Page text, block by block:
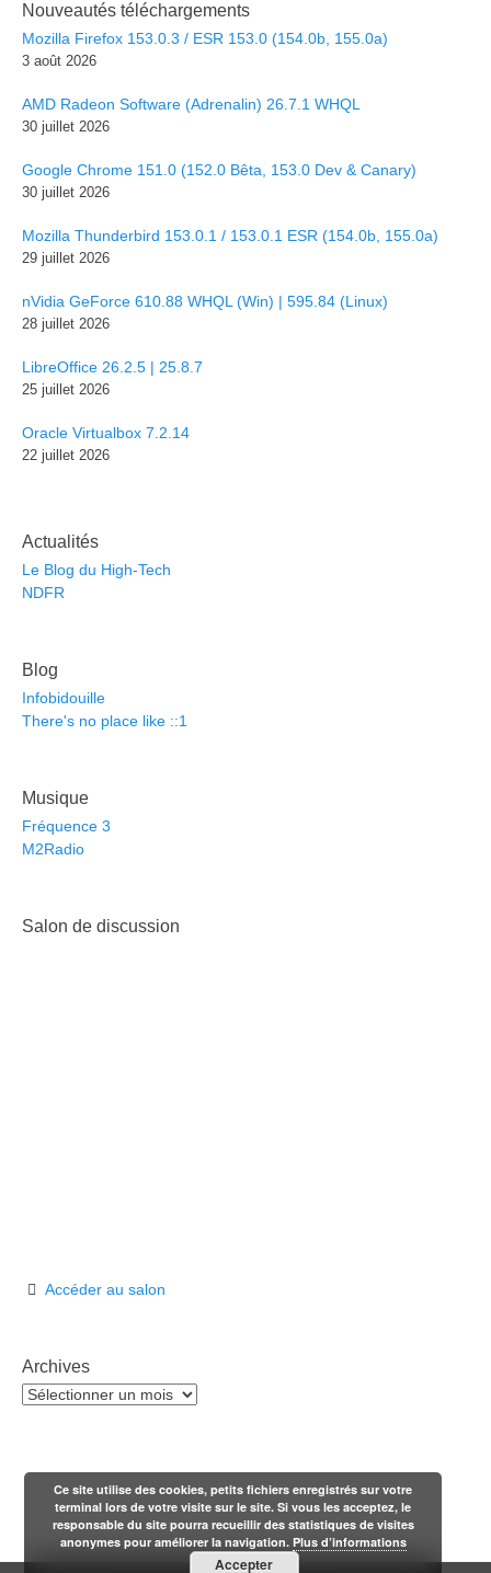
Nouveautés téléchargements
Mozilla Firefox 153.0.3 / ESR 153.0 (154.0b, 155.0a)
3 août 2026
AMD Radeon Software (Adrenalin) 26.7.1 WHQL
30 juillet 2026
Google Chrome 151.0 (152.0 Bêta, 153.0 Dev & Canary)
30 juillet 2026
Mozilla Thunderbird 153.0.1 / 153.0.1 ESR (154.0b, 155.0a)
29 juillet 2026
nVidia GeForce 610.88 WHQL (Win) | 595.84 (Linux)
28 juillet 2026
LibreOffice 26.2.5 | 25.8.7
25 juillet 2026
Oracle Virtualbox 7.2.14
22 juillet 2026
Actualités
Le Blog du High-Tech
NDFR
Blog
Infobidouille
There's no place like ::1
Musique
Fréquence 3
M2Radio
Salon de discussion
Accéder au salon
Archives
Archives
Ce site utilise des cookies, petits fichiers enregistrés sur votre
terminal lors de votre visite sur le site. Si vous les acceptez, le
responsable du site pourra recueillir des statistiques de visites
anonymes pour améliorer la navigation. Plus d’informations
Accepter